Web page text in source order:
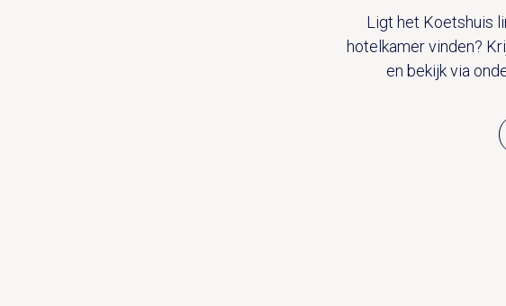
Ligt het Koetshuis
hotelkamer vinden?
en bekijk via